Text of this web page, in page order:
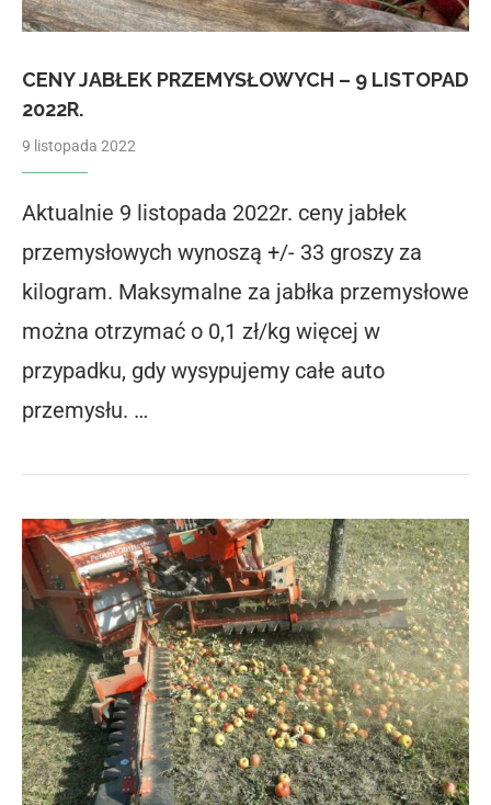
CENY JABŁEK PRZEMYSŁOWYCH – 9 LISTOPAD
2022R.
9 listopada 2022
Aktualnie 9 listopada 2022r. ceny jabłek
przemysłowych wynoszą +/- 33 groszy za
kilogram. Maksymalne za jabłka przemysłowe
można otrzymać o 0,1 zł/kg więcej w
przypadku, gdy wysypujemy całe auto
przemysłu. …